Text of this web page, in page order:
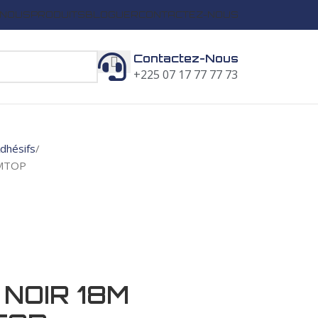
PRODUITSBLOGUERCONTACTEZ-NOUS
Contactez-Nous
+225 07 17 77 77 73
18M